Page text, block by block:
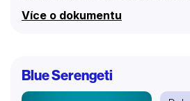
dílům nadčasovým svým
prostřednictvím detailnějšího
vybraných pořadů, doplněných o
Více o dokumentu
Blue Serengeti